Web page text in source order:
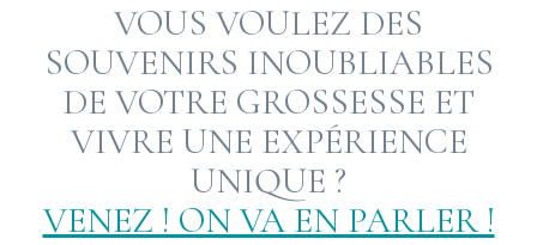
VOUS VOULEZ DES
SOUVENIRS INOUBLIABLES
DE VOTRE GROSSESSE ET
VIVRE UNE EXPÉRIENCE
UNIQUE ?
VENEZ ! ON VA EN PARLER !